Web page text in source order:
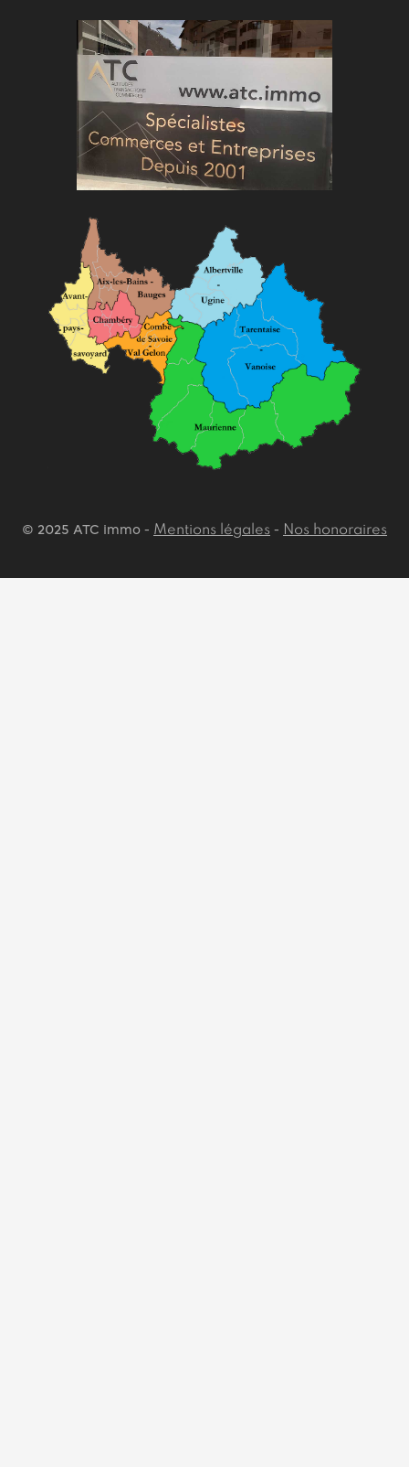
© 2025 ATC immo - Mentions légales - Nos honoraires